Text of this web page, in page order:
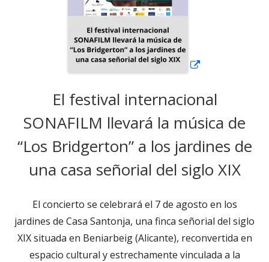
El festival internacional
SONAFILM llevará la música de
“Los Bridgerton” a los jardines de
una casa señorial del siglo XIX
El concierto se celebrará el 7 de agosto en los
jardines de Casa Santonja, una finca señorial del siglo
XIX situada en Beniarbeig (Alicante), reconvertida en
espacio cultural y estrechamente vinculada a la